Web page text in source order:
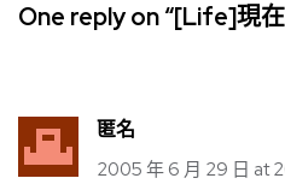
One reply on “[Life]現
匿名
2005 年 6 月 29 日 at